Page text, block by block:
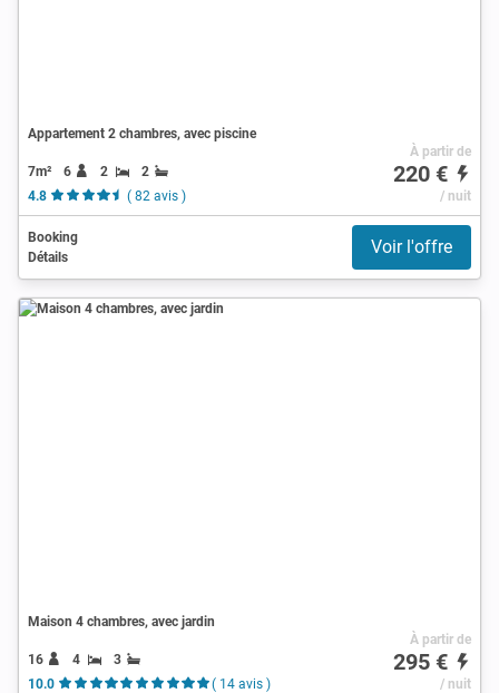
Appartement 2 chambres, avec piscine
7m² 6 2
2
4.8
( 82 avis )
À partir de
220 €
/ nuit
Booking
Détails
Voir l'offre
Maison 4 chambres, avec jardin
16 4
3
10.0
( 14 avis )
À partir de
295 €
/ nuit